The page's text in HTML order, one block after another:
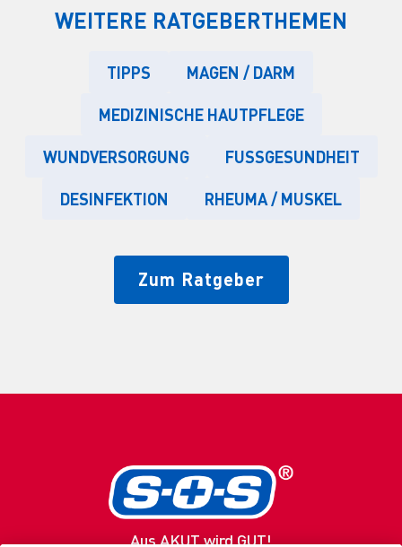
WEITERE RATGEBERTHEMEN
TIPPS MAGEN / DARM
MEDIZINISCHE HAUTPFLEGE
WUNDVERSORGUNG FUSSGESUNDHEIT
DESINFEKTION RHEUMA / MUSKEL
Zum Ratgeber
Aus AKUT wird GUT!